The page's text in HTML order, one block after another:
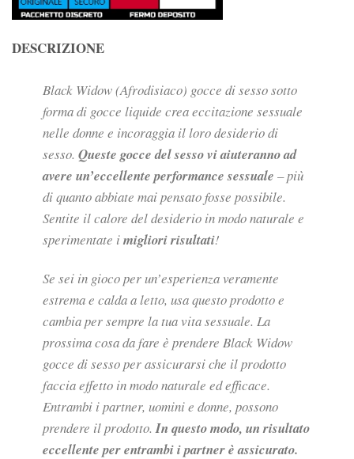
DESCRIZIONE
Black Widow (Afrodisiaco) gocce di sesso sotto
forma di gocce liquide crea eccitazione sessuale
nelle donne e incoraggia il loro desiderio di
sesso. Queste gocce del sesso vi aiuteranno ad
avere un’eccellente performance sessuale – più
di quanto abbiate mai pensato fosse possibile.
Sentite il calore del desiderio in modo naturale e
sperimentate imigliori risultati!
Se sei in gioco per un’esperienza veramente
estrema e calda a letto, usa questo prodotto e
cambia per sempre la tua vita sessuale. La
prossima cosa da fare è prendere Black Widow
gocce di sesso per assicurarsi che il prodotto
faccia effetto in modo naturale ed efficace.
Entrambi i partner, uomini e donne, possono
prendere il prodotto.In questo modo, un risultato
eccellente per entrambi i partner è assicurato.